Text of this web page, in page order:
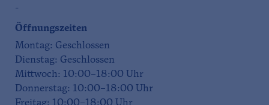
-
Öffnungszeiten
Montag: Geschlossen
Dienstag: Geschlossen
Mittwoch: 10:00–18:00 Uhr
Donnerstag: 10:00–18:00 Uhr